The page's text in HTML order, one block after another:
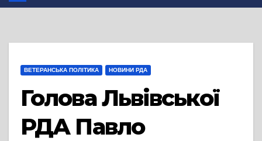
ВЕТЕРАНСЬКА ПОЛІТИКА НОВИНИ РДА
Голова Львівської
РДА Павло